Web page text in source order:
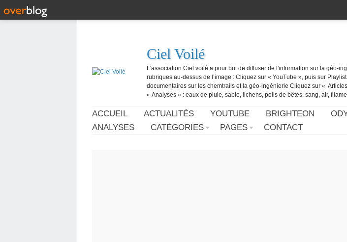
Ciel Voilé
L'association Ciel voilé a pour but de diffuser de l'information sur la géo-
rubriques au-dessus de l’image : Cliquez sur « YouTube », puis sur
documentaires sur les chemtrails et la géo-ingénierie Cliquez sur «
« Analyses » : eaux de pluie, sable, lichens, poils de bêtes, sang, air,
ACCUEIL ACTUALITÉS YOUTUBE BRIGHTEON
ANALYSES
CATÉGORIES PAGES CONTACT